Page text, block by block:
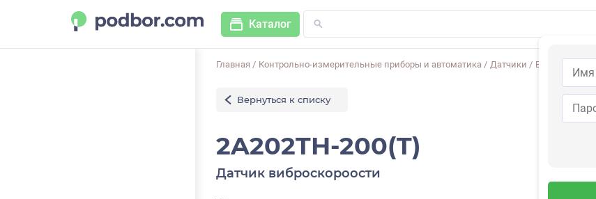
Каталог
Главная / Контрольно-измерительные приборы и автоматика / Датчики / Виброскорости
Вернуться к списку
2A202TH-200(T)
Датчик виброскороости